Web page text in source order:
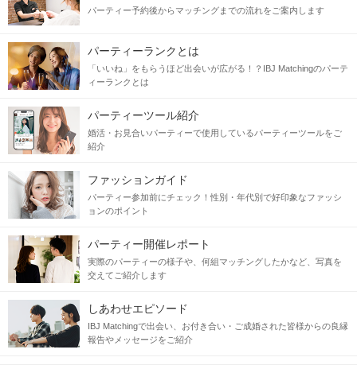
パーティー予約後からマッチングまでの流れをご案内します
パーティーランクとは
「いいね」をもらうほど出会いが広がる！？IBJ Matchingのパーテ
ィーランクとは
パーティーツール紹介
婚活・お見合いパーティーで使用しているパーティーツールをご
紹介
ファッションガイド
パーティー参加前にチェック！性別・年代別で好印象なファッシ
ョンのポイント
パーティー開催レポート
実際のパーティーの様子や、何組マッチングしたかなど、写真を
交えてご紹介します
しあわせエピソード
IBJ Matchingで出会い、お付き合い・ご成婚された皆様からの良縁
報告やメッセージをご紹介